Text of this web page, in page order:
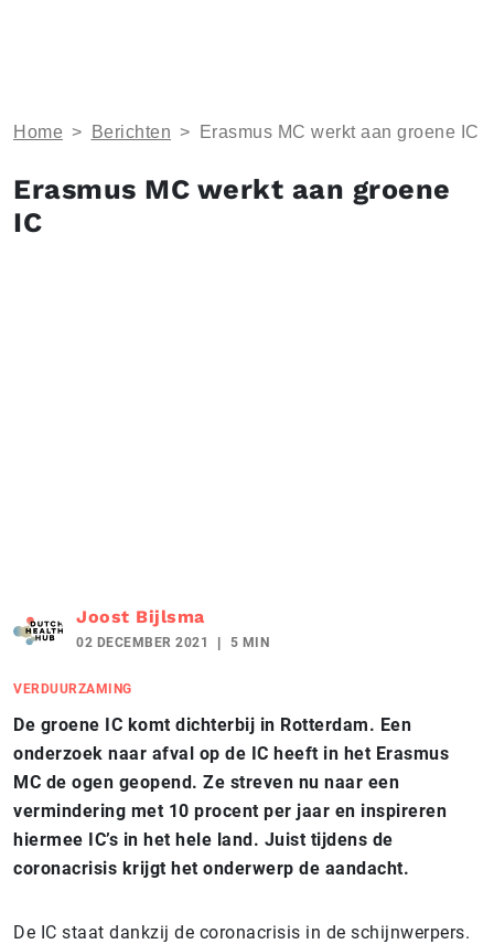
Home > Berichten > Erasmus MC werkt aan groene IC
Erasmus MC werkt aan groene
IC
Joost Bijlsma
02 DECEMBER 2021 5 MIN
VERDUURZAMING
De groene IC komt dichterbij in Rotterdam. Een
onderzoek naar afval op de IC heeft in het Erasmus
MC de ogen geopend. Ze streven nu naar een
vermindering met 10 procent per jaar en inspireren
hiermee IC’s in het hele land. Juist tijdens de
coronacrisis krijgt het onderwerp de aandacht.
De IC staat dankzij de coronacrisis in de schijnwerpers.